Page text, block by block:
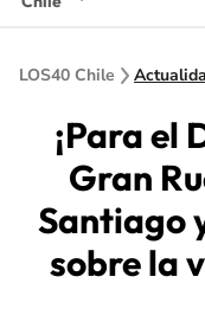
LOS40 Chile
¡Para el
Gran
Santiago
sobre la